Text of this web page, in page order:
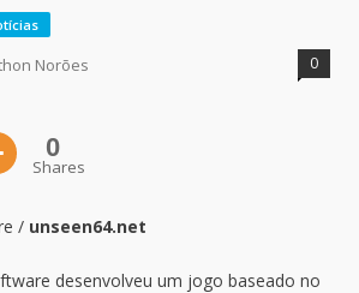
Norões 0
0
Shares
/ unseen64.net
desenvolveu um jogo baseado no